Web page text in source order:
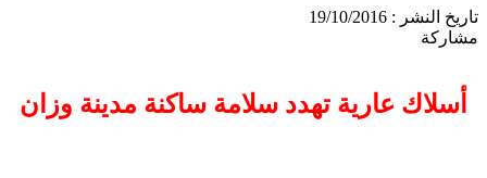
تاريخ النشر : 19/10/2016
مشاركة
أسلاك عارية تهدد سلامة ساكنة مدينة وزان